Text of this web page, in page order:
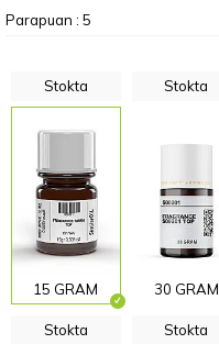
Parapuan : 5
Stokta
15 GRAM
Stokta
30 GRAM
Stokta Stokta